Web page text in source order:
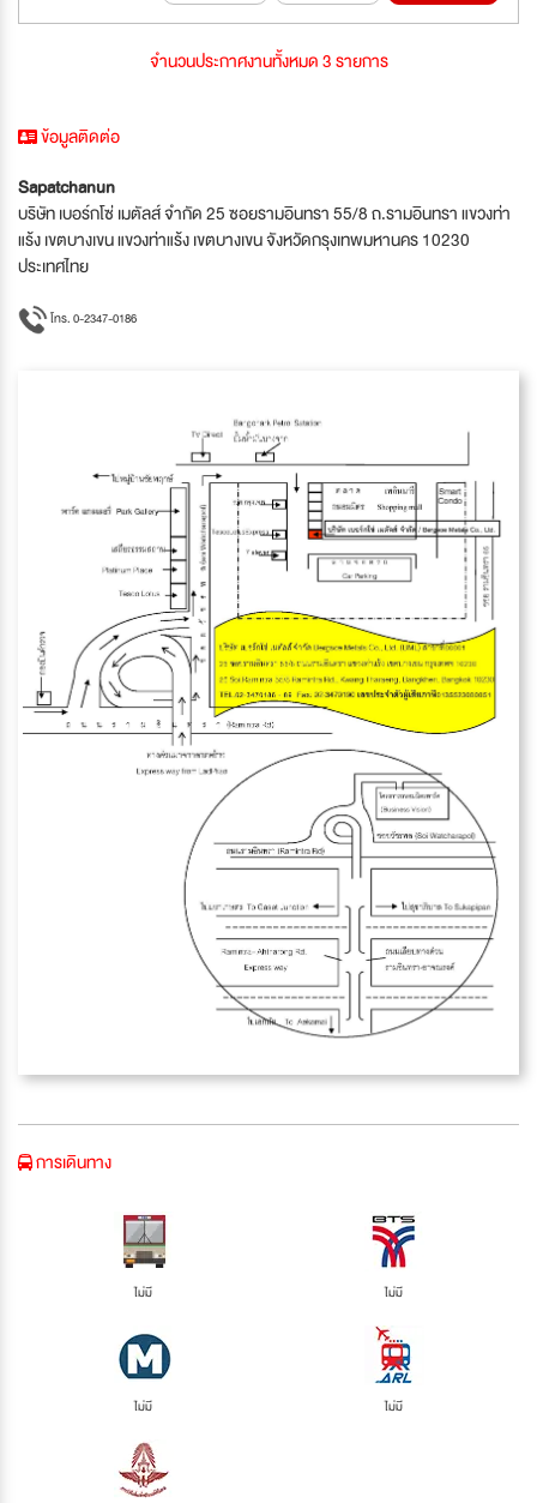
จำนวนประกาศงานทั้งหมด 3 รายการ
ข้อมูลติดต่อ
Sapatchanun
บริษัท เบอร์กโซ่ เมตัลส์ จำกัด 25 ซอยรามอินทรา 55/8 ถ.รามอินทรา แขวงท่า
แร้ง เขตบางเขน แขวงท่าแร้ง เขตบางเขน จังหวัดกรุงเทพมหานคร 10230
ประเทศไทย
โทร. 0-2347-0186
การเดินทาง
ไม่มี ไม่มี
ไม่มี ไม่มี